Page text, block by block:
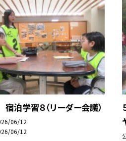
泊学習８（リーダー会議）
06/12
06/12